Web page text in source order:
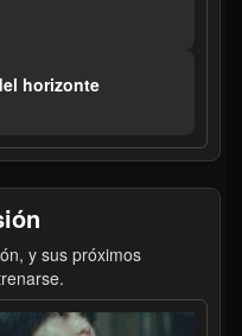
horizonte
y sus próximos